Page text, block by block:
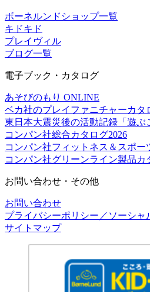
ボーネルンドショップ一覧
キドキド
プレイヴィル
ブログ一覧
電子ブック・カタログ
あそびのもり ONLINE
ベカ社のプレイファニチャーカタ
東日本大震災後の活動記録「遊ぶ
コンパン社総合カタログ2026
コンパン社フィットネス＆スポー
コンパン社グリーンライン製品カ
お問い合わせ・その他
お問い合わせ
プライバシーポリシー／ソーシャ
サイトマップ